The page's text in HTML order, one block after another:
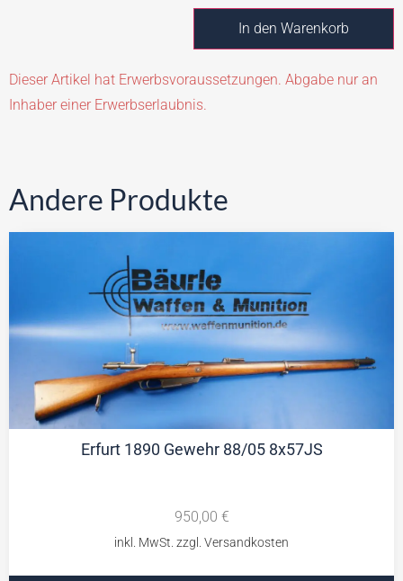
In den Warenkorb
Dieser Artikel hat Erwerbsvoraussetzungen. Abgabe nur an
Inhaber einer Erwerbserlaubnis.
Andere Produkte
Erfurt 1890 Gewehr 88/05 8x57JS
950,00 €